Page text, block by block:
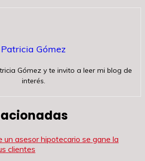
Patricia Gómez
Gómez y te invito a leer mi blog de
interés.